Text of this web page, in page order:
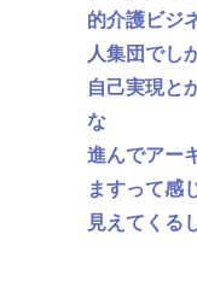
的介護ビジ
人集団でし
自己実現と
な
進んでアー
ますって感
見えてくる